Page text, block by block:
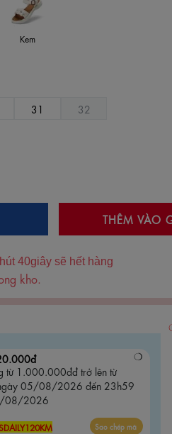
Kem
31
32
THÊM VÀO
38giây sẽ hết hàng
kho.
từ 1.000.000đđ trở lên từ
05/08/2026 đến 23h59
08/2026
Sao chép mã